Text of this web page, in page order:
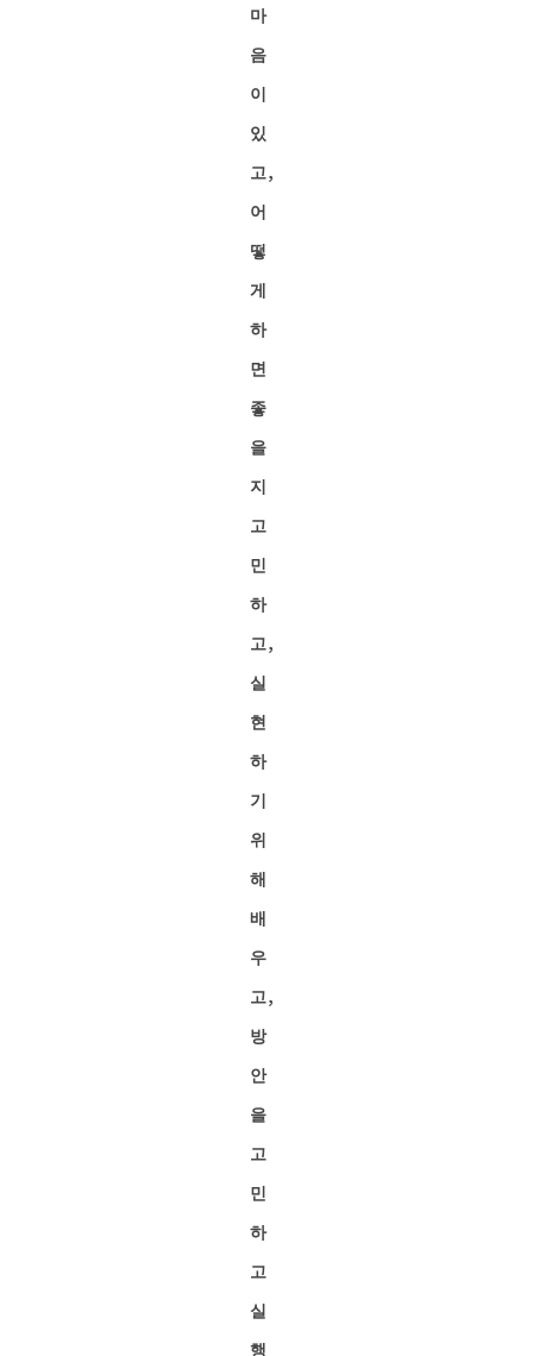
마
음
이
있
고,
어
떻
게
하
면
좋
을
지
고
민
하
고,
실
현
하
기
위
해
배
우
고,
방
안
을
고
민
하
고
실
행